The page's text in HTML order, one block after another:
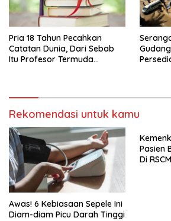
Pria 18 Tahun Pecahkan
Catatan Dunia, Dari Sebab
Itu Profesor Termuda
Rekomendasi untuk kamu
Awas! 6 Kebiasaan Sepele Ini
Diam-diam Picu Darah Tinggi
Pasien
Di